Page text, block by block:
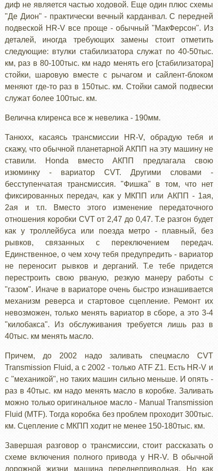
диф не является частью ходовой. Еще один плюс схемы
"Де Дион" - практически вечный карданвал. С передней
подвеской HR-V все проще - обычный "МакФерсон". Из
деталей, иногда требующих замены стоит отметить
следующие: втулки стабилизатора служат по 40-50тыс.
км, раз в 80-100тыс. км надо менять его [стабилизатора]
стойки, шаровую вместе с рычагом и сайлент-блоком
меняют где-то раз в 150тыс. км. Стойки самой подвески
служат более 100тыс. км.
Велична клиренса все ж невелика - 190мм.
Танюхх, касаясь трансмиссии HR-V, обрадую тебя и
скажу, что обычной планетарной АКПП на эту машину не
ставили. Honda вместо АКПП предлагала свою
изюминку - вариатор CVT. Другими словами -
бесступенчатая трансмиссия. "Фишка" в том, что нет
фиксированных передач, как у МКПП или АКПП - 1ая,
2ая и т.п. Вместо этого изменение передаточного
отношения коробки CVT от 2,47 до 0,47. Т.е разгон будет
как у троллейбуса или поезда метро - плавный, без
рывков, связанных с переключением передач.
Единственное, о чем хочу тебя предупредить - вариатор
не переносит рывков и дерганий. Т.е тебе придется
перестроить свою рваную, резкую манеру работы с
"газом". Иначе в вариаторе очень быстро изнашивается
механизм реверса и стартовое сцепление. Ремонт их
невозможен, только менять вариатор в сборе, а это 3-4
"килобакса". Из обслуживания требуется лишь раз в
40тыс. км менять масло.
Причем, до 2002 надо заливать спецмасло CVT
Transmission Fluid, а с 2002 - только ATF Z1. Есть HR-V и
с "механикой", но таких машин сильно меньше. И опять -
раз в 40тыс. км надо менять масло в коробке. Заливать
можно только оригинальное масло - Manual Transmission
Fluid (MTF). Тогда коробка без проблем проходит 300тыс.
км. Сцепление с МКПП ходит не менее 150-180тыс. км.
Завершая разговор о трансмиссии, стоит рассказать о
схеме включения полного привода у HR-V. В обычной
дорожной жизни машина переднеприводная. Но как